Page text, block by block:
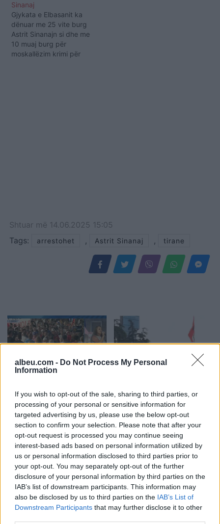
albeu.com - Do Not Process My Personal
Information
If you wish to opt-out of the sale, sharing to third parties, or
processing of your personal or sensitive information for
targeted advertising by us, please use the below opt-out
section to confirm your selection. Please note that after your
opt-out request is processed you may continue seeing
interest-based ads based on personal information utilized by
us or personal information disclosed to third parties prior to
your opt-out. You may separately opt-out of the further
disclosure of your personal information by third parties on the
IAB’s list of downstream participants. This information may
also be disclosed by us to third parties on the IAB’s List of
Downstream Participants that may further disclose it to other
Sinanaj
Gjykata e Elbasanit ka
dënuar me 25 vite burg
Astrit Sinanajn si dhe me
10 muaj burg për
moskallëzim krimi për
Shtuar më 14.06.2025 15:05
Tags:
arrestohet , Astrit Sinanaj , tirane
Kanye West, ndërsa Kruja
u dogj pa asnjë avion”/
Shqiptarja e Diasporës:
Na detyruan të
largoheshim, por po
rikthehemi për ta
çrrënjosur këtë politikë
qeverisë/ Qytetarët nisen
nga sheshi “Skënderbej”
drejt Kryeministrisë, Rama
të japë dorëheqjen
Zjarri masiv përfshin
Krujën dhe djeg sipërfaqe
Situata e zjarreve në
vend, 227 forca dhe 16